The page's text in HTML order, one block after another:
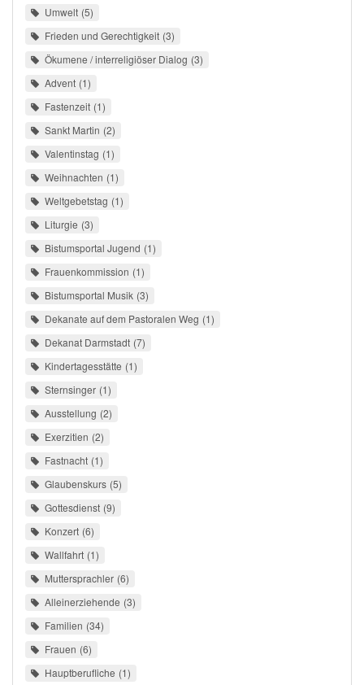
Umwelt 5
Frieden und Gerechtigkeit 3
Ökumene / interreligiöser Dialog 3
Advent 1
Fastenzeit 1
Sankt Martin 2
Valentinstag 1
Weihnachten 1
Weltgebetstag 1
Liturgie 3
Bistumsportal Jugend 1
Frauenkommission 1
Bistumsportal Musik 3
Dekanate auf dem Pastoralen Weg 1
Dekanat Darmstadt 7
Kindertagesstätte 1
Sternsinger 1
Ausstellung 2
Exerzitien 2
Fastnacht 1
Glaubenskurs 5
Gottesdienst 9
Konzert 6
Wallfahrt 1
Muttersprachler 6
Alleinerziehende 3
Familien 34
Frauen 6
Hauptberufliche 1